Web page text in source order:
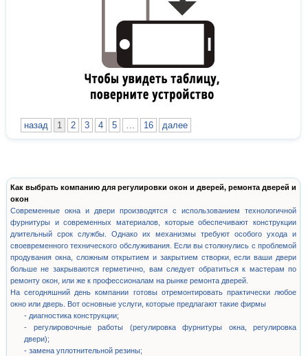
назад 1 2 3 4 5 … 16 далее
Как выбрать компанию для регулировки окон и дверей, ремонта дверей и
окон
Современные окна и двери производятся с использованием технологичной
фурнитуры и современных материалов, которые обеспечивают конструкции
длительный срок службы. Однако их механизмы требуют особого ухода и
своевременного технического обслуживания. Если вы столкнулись с проблемой
продувания окна, сложным открытием и закрытием створки, если ваши двери
больше не закрываются герметично, вам следует обратиться к мастерам по
ремонту окон, или же к профессионалам на рынке ремонта дверей.
На сегодняшний день компании готовы отремонтировать практически любое
окно или дверь. Вот основные услуги, которые предлагают такие фирмы
- диагностика конструкции;
- регулировочные работы (регулировка фурнитуры окна, регулировка
двери);
- замена уплотнительной резины;